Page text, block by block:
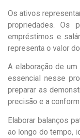
Os ativos
propriedades. Os
empréstimos e
representa o valor
A elaboração de
essencial nesse
preparar as
precisão e a
Elaborar balanços
ao longo do tempo,